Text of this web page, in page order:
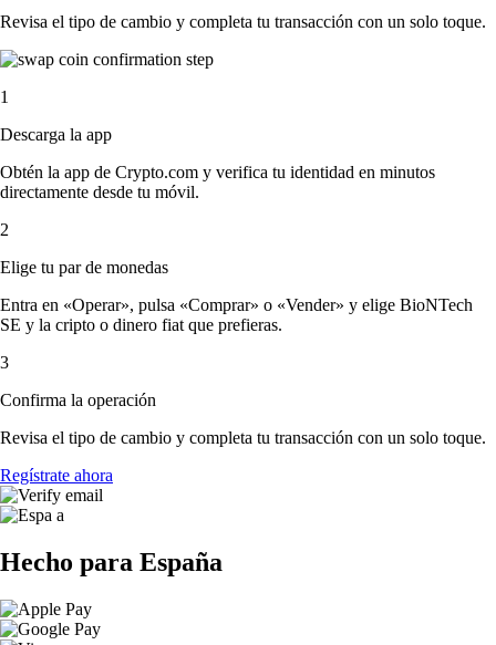
Revisa el tipo de cambio y completa tu transacción con un solo toque.
1
Descarga la app
Obtén la app de Crypto.com y verifica tu identidad en minutos
directamente desde tu móvil.
2
Elige tu par de monedas
Entra en «Operar», pulsa «Comprar» o «Vender» y elige BioNTech
SE y la cripto o dinero fiat que prefieras.
3
Confirma la operación
Revisa el tipo de cambio y completa tu transacción con un solo toque.
Regístrate ahora
Hecho para España